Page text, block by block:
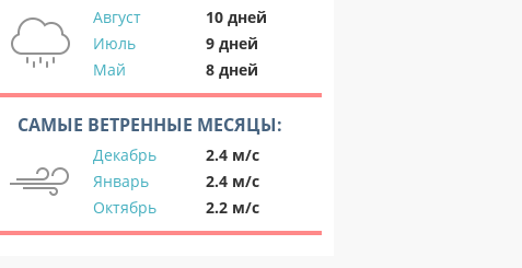
Август
10 дней
Июль
9 дней
Май
8 дней
САМЫЕ ВЕТРЕННЫЕ МЕСЯЦЫ:
Декабрь
2.4 м/с
Январь
2.4 м/с
Октябрь
2.2 м/с